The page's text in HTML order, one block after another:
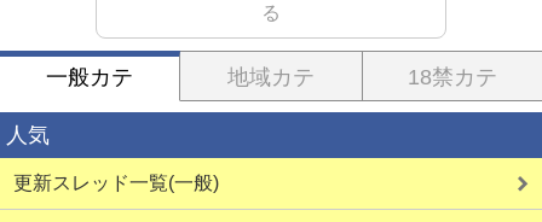
る
一般カテ 地域カテ 18禁カテ
人気
更新スレッド一覧(一般)